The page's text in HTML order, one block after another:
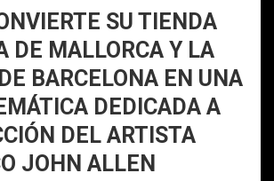
SU TIENDA
DE MALLORCA Y LA
BARCELONA EN UNA
DEDICADA A
DEL ARTISTA
JOHN ALLEN